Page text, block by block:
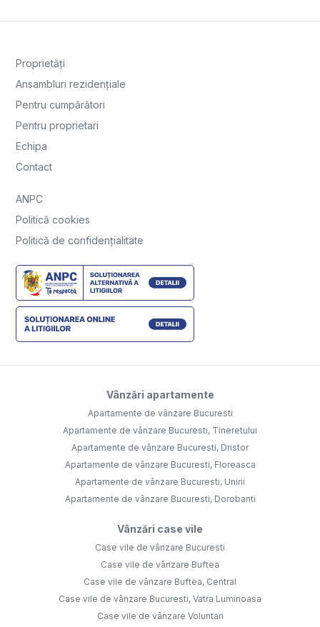
Proprietăți
Ansambluri rezidențiale
Pentru cumpărători
Pentru proprietari
Echipa
Contact
ANPC
Politică cookies
Politică de confidențialitate
Vânzări apartamente
Apartamente de vânzare Bucuresti
Apartamente de vânzare Bucuresti, Tineretului
Apartamente de vânzare Bucuresti, Dristor
Apartamente de vânzare Bucuresti, Floreasca
Apartamente de vânzare Bucuresti, Unirii
Apartamente de vânzare Bucuresti, Dorobanti
Vânzări case vile
Case vile de vânzare Bucuresti
Case vile de vânzare Buftea
Case vile de vânzare Buftea, Central
Case vile de vânzare Bucuresti, Vatra Luminoasa
Case vile de vânzare Voluntari